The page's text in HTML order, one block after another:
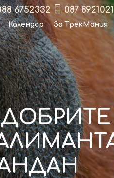
6752332 087
Календар За ТрекМания